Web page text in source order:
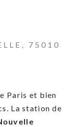
75010
Paris et bien
La station de